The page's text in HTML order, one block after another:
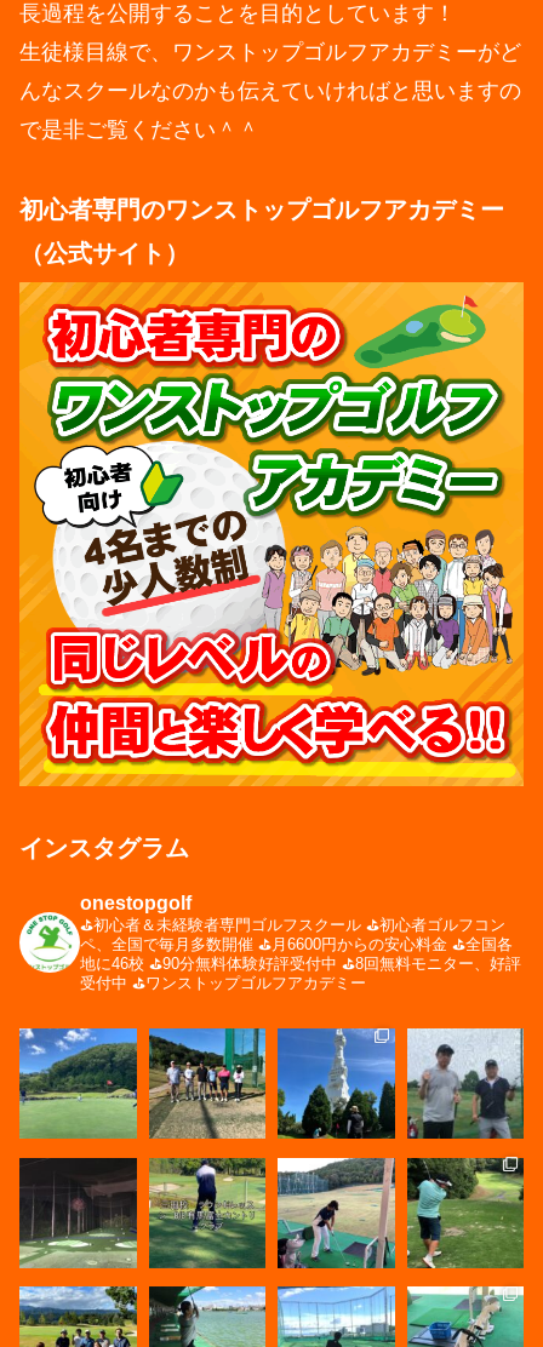
長過程を公開することを目的としています！
生徒様目線で、ワンストップゴルフアカデミーがど
んなスクールなのかも伝えていければと思いますの
で是非ご覧ください＾＾
初心者専門のワンストップゴルフアカデミー
（公式サイト）
インスタグラム
onestopgolf
⛳️初心者＆未経験者専門ゴルフスクール ⛳️初心者ゴルフコン
ペ、全国で毎月多数開催 ⛳️月6600円からの安心料金 ⛳️全国各
地に46校 ⛳️90分無料体験好評受付中 ⛳️8回無料モニター、好評
受付中 ⛳️ワンストップゴルフアカデミー